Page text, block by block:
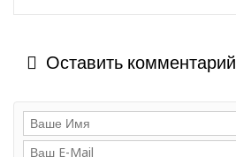
Оставить комментарий